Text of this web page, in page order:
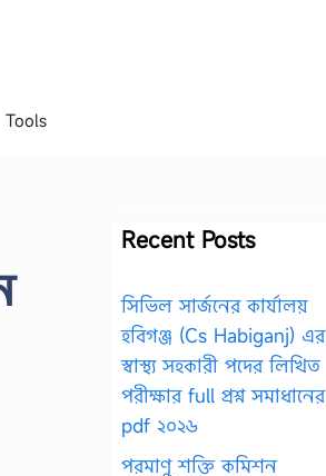
Tools
Recent Posts
সিভিল সার্জনের কার্যালয়
হবিগঞ্জ (Cs Habiganj) এর
স্বাস্থ্য সহকারী পদের লিখিত
পরীক্ষার full প্রশ্ন সমাধানের
pdf ২০২৬
পরমাণু শক্তি কমিশন